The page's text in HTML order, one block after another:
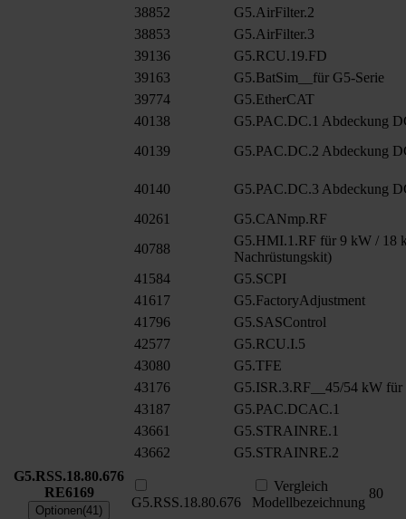
38852
G5.AirFilter.2
38853
G5.AirFilter.3
39136
G5.RCU.19.FD
39163
G5.BatSim__für G5-Serie
39774
G5.EtherCAT
40138
G5.PAC.DC.1 Abdeckung
40139
G5.PAC.DC.2 Abdeckung
40140
G5.PAC.DC.3 Abdeckung
40261
G5.CANmp.RF
40788
G5.HMI.1.RF für 9 kW / 18
Nachrüstungskit)
41584
G5.SCPI
41617
G5.FactoryAdjustment
41796
G5.SASControl
42577
G5.RCU.I.5
43080
G5.TFE
43176
G5.ISR.3.RF__45/54 kW für
43187
G5.PAC.DCAC.1
43661
G5.STRAINRE.1
43662
G5.STRAINRE.2
G5.RSS.18.80.676
RE6169
Optionen(41)
G5.RSS.18.80.676
Vergleich
Modellbezeichnung
80